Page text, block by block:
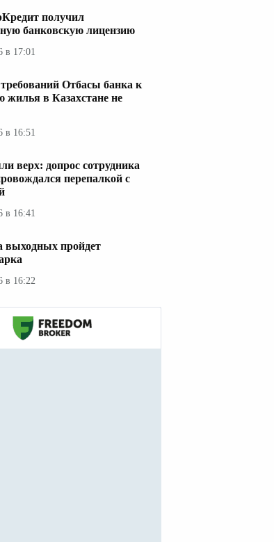
получил
банковскую лицензию
в 17:01
Отбасы банка к
жилья в Казахстане не
в 16:51
верх: допрос сотрудника
перепалкой с
в 16:41
выходных пройдет
в 16:22